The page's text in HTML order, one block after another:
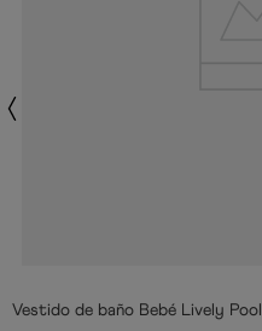
Vestido de baño Bebé Lively Pool